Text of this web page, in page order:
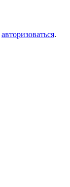
авторизоваться.